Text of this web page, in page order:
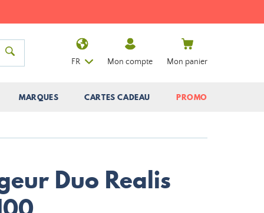
MARQUES CARTES CADEAU PROMO
FR Mon compte Mon panier
Duo Realis